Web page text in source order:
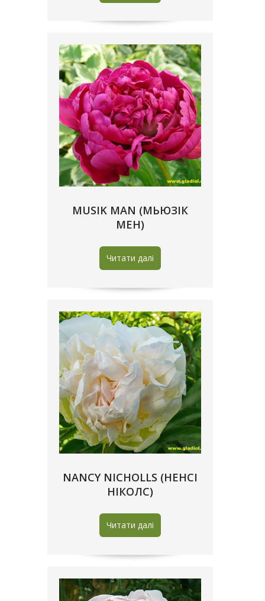
MUSIK MAN (МЬЮЗІК
МЕН)
Читати далі
NANCY NICHOLLS (НЕНСІ
НІКОЛС)
Читати далі